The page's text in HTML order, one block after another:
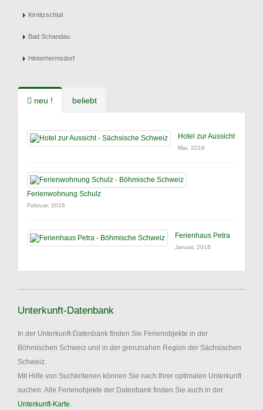
Kirnitzschtal
Bad Schandau
Hinterhermsdorf
neu ! beliebt
Hotel zur Aussicht
Mai, 2016
Ferienwohnung Schulz
Februar, 2016
Ferienhaus Petra
Januar, 2016
Unterkunft-Datenbank
In der Unterkunft-Datenbank finden Sie Ferienobjekte in der
Böhmischen Schweiz und in der grenznahen Region der Sächsischen
Schweiz.
Mit Hilfe von Suchkriterien können Sie nach Ihrer optimalen Unterkunft
suchen. Alle Ferienobjekte der Datenbank finden Sie auch in der
Unterkunft-Karte.